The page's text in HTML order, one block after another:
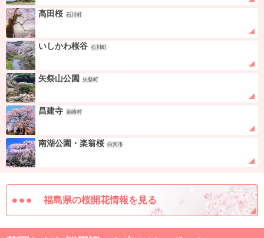
高田桜 石川町
いしかわ桜谷 石川町
矢祭山公園 矢祭町
昌建寺 泉崎村
南湖公園・楽翁桜 白河市
福島県の桜開花情報を見る